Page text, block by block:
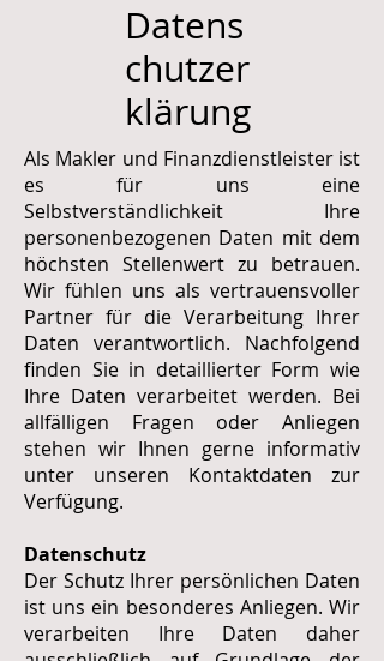
Datens
chutzer
klärung
Als Makler und Finanzdienstleister ist
es für uns eine
Selbstverständlichkeit Ihre
personenbezogenen Daten mit dem
höchsten Stellenwert zu betrauen.
Wir ​fühlen uns als vertrauensvoller
Partner für die Verarbeitung Ihrer
Daten verantwortlich. Nachfolgend
finden Sie in detaillierter Form wie
Ihre Daten verarbeitet werden. Bei
allfälligen Fragen oder Anliegen
stehen wir Ihnen gerne informativ
unter unseren Kontaktdaten zur
Verfügung.
Datenschutz
Der Schutz Ihrer persönlichen Daten
ist uns ein besonderes Anliegen. Wir
verarbeiten Ihre Daten daher